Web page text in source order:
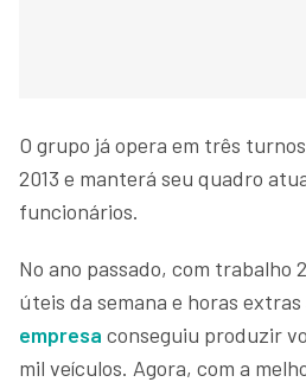
O grupo já opera em três
2013 e manterá seu quadro
funcionários.
No ano passado, com trabalho
úteis da semana e horas extras
empresa conseguiu produzir
mil veículos. Agora, com a